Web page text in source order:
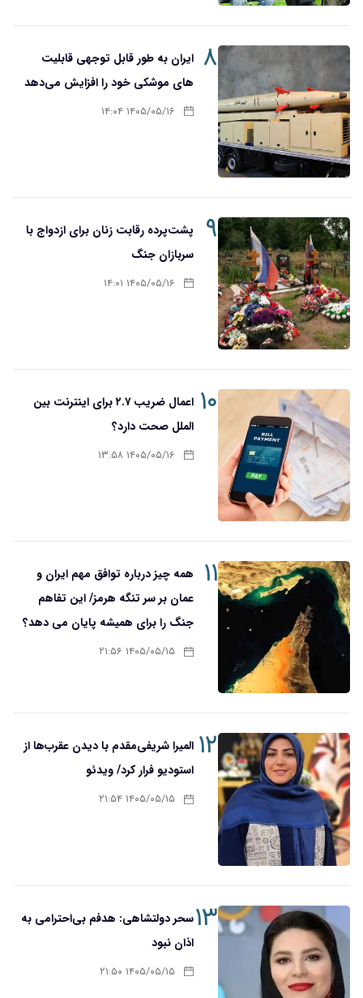
۸ ایران به طور قابل توجهی قابلیت
های موشکی خود را افزایش می‌دهد
۱۴۰۵/۰۵/۱۶ ۱۴:۰۴
۹
پشت‌پرده رقابت زنان برای ازدواج با
سربازان جنگ
۱۴۰۵/۰۵/۱۶ ۱۴:۰۱
۱۰
اعمال ضریب ۲.۷ برای اینترنت بین
الملل صحت دارد؟
۱۴۰۵/۰۵/۱۶ ۱۳:۵۸
۱۱
همه چیز درباره توافق مهم ایران و
عمان بر سر تنگه هرمز/ این تفاهم
جنگ را برای همیشه پایان می دهد؟
۱۴۰۵/۰۵/۱۵ ۲۱:۵۶
۱۲ المیرا شریفی‌مقدم با دیدن عقرب‌ها از
استودیو فرار کرد/ ویدئو
۱۴۰۵/۰۵/۱۵ ۲۱:۵۴
۱۳سحر دولتشاهی: هدفم بی‌احترامی به
اذان نبود
۱۴۰۵/۰۵/۱۵ ۲۱:۵۰